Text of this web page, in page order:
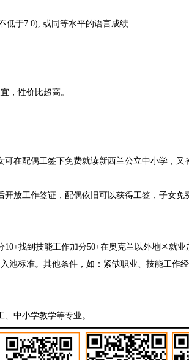
于7.0), 或同等水平的语言成绩
，性价比超高。
配偶工签下免费就读新西兰公立中小学，又
工作签证，配偶依旧可以获得工签，子女免
找到技能工作加分50+在奥克兰以外地区就业
池标准。其他条件，如：紧缺职业、技能工作
中小学教学等专业。